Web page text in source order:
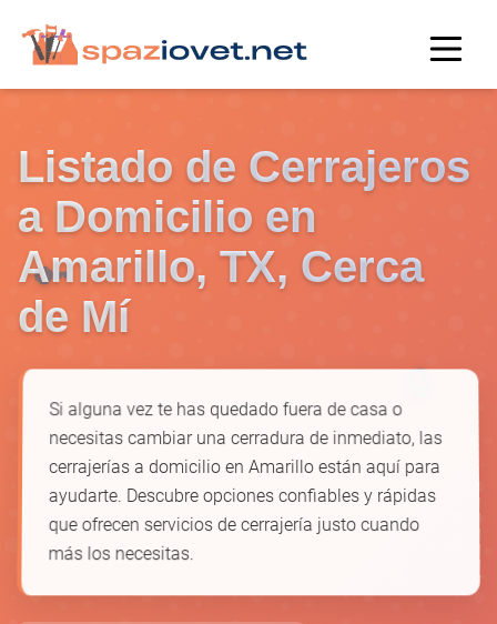
🔑
🔒
Listado de Cerrajeros
a Domicilio en
Amarillo, TX, Cerca
de Mí
Si alguna vez te has quedado fuera de casa o
necesitas cambiar una cerradura de inmediato, las
cerrajerías a domicilio en Amarillo están aquí para
ayudarte. Descubre opciones confiables y rápidas
que ofrecen servicios de cerrajería justo cuando
más los necesitas.